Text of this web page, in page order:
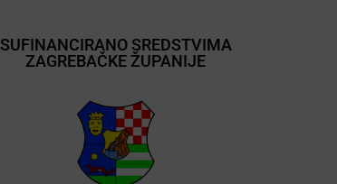
SUFINANCIRANO SREDSTVIMA
ZAGREBAČKE ŽUPANIJE